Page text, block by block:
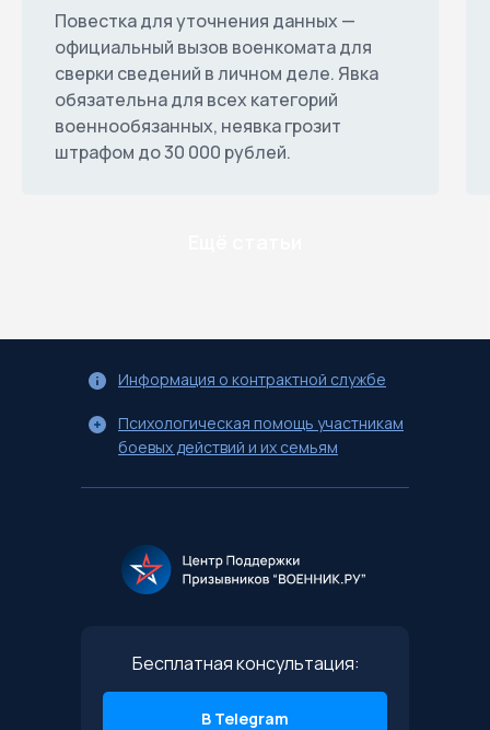
Повестка для уточнения данных —
официальный вызов военкомата для
сверки сведений в личном деле. Явка
обязательна для всех категорий
военнообязанных, неявка грозит
штрафом до 30 000 рублей.
Бесплатная консультация:
В Telegram
Информация о контрактной службе
Психологическая помощь участникам
боевых действий и их семьям